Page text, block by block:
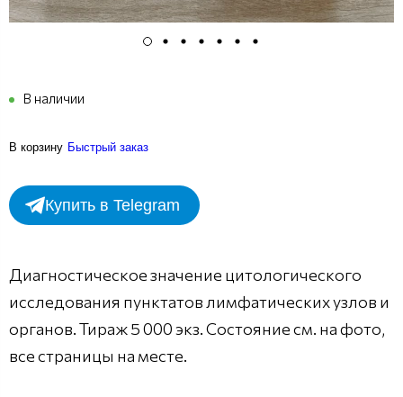
В наличии
В корзину Быстрый заказ
Купить в Telegram
Диагностическое значение цитологического
исследования пунктатов лимфатических узлов и
органов. Тираж 5 000 экз. Состояние см. на фото,
все страницы на месте.